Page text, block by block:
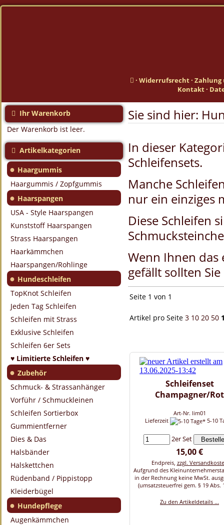
· Widerrufsrecht· Zahlung
Kontakt·
Ihr Warenkorb
Der Warenkorb ist leer.
Artikelkategorien
● Haargummis
Haargummis / Zopfgummis
● Haarspangen
USA - Style Haarspangen
Kunststoff Haarspangen
Strass Haarspangen
Haarkämmchen
Haarspangen/Rohlinge
● Hundeschleifen
TopKnot Schleifen
Jeden Tag Schleifen
Schleifen mit Strass
Exklusive Schleifen
Schleifen 6er Sets
♥ Limitierte Schleifen ♥
● Zubehör
Schmuck- & Strassanhänger
Vorführ / Schmuckleinen
Schleifen Sortierbox
Gummientferner
Dies & Das
Halsbänder
Halskettchen
Rüdenband / Pippistopp
Kleiderbügel
● Hundepflege
Augenkämmchen
Sie sind hier:
In dieser
Schleifensets.
Manche
nur ein einziges
Diese Schleifen
Wenn Ihnen das
gefällt sollten
Seite 1 von 1
Artikel pro Seite 3 10 20 50
Schleifenset
Champagner/Rot
Art-Nr. lim01
Lieferzeit
5-10
2er Set
15,00 €
Endpreis, zzgl.
Aufgrund des
in der Rechnung keine MwSt.
(umsatzsteuerfrei gem. § 19 Abs.
Zu den Artikeldetails ...